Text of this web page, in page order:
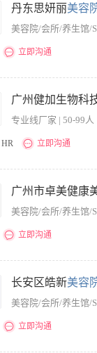
丹东思妍丽美容
美容院/会所/养生馆/
立即沟通
广州健加生物科
专业线厂家 | 50-99人
HR 立即沟通
绩任务完成情况，进
理美容店面人员，擅
好的沟通表达能力；
分红+补贴+培训进修+
美容院/会所/养生馆/
立即沟通
资结构与晋升: 1、
长安区皓新美容
美容院/会所/养生馆/
立即沟通